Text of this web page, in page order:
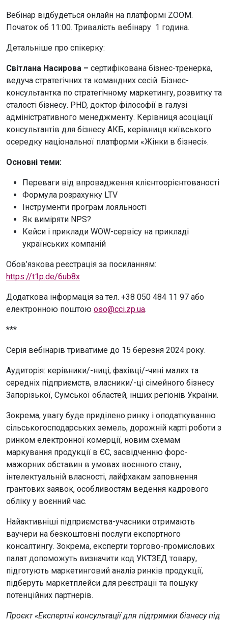
Вебінар відбудеться онлайн на платформі ZOOM.
Початок об 11:00. Тривалість вебінару 1 година.
Детальніше про спікерку:
Світлана Насирова – сертифікована бізнес-тренерка,
ведуча стратегічних та командних сесій. Бізнес-
консультантка по стратегічному маркетингу, розвитку та
сталості бізнесу. PHD, доктор філософії в галузі
адміністративного менеджменту. Керівниця асоціації
консультантів для бізнесу АКБ, керівниця київського
осередку національної платформи «Жінки в бізнесі».
Основні теми:
Переваги від впровадження клієнтоорієнтованості
Формула розрахунку LTV
Інструменти програм лояльності
Як виміряти NPS?
Кейси і приклади WOW-сервісу на прикладі
українських компаній
Обов’язкова реєстрація за посиланням:
https://t1p.de/6ub8x
Додаткова інформація за тел. +38 050 484 11 97 або
електронною поштою oso@cci.zp.ua.
***
Серія вебінарів триватиме до 15 березня 2024 року.
Аудиторія: керівники/-ниці, фахівці/-чині малих та
середніх підприємств, власники/-ці сімейного бізнесу
Запорізької, Сумської областей, інших регіонів України.
Зокрема, увагу буде приділено ринку і оподаткуванню
сільськогосподарських земель, дорожній карті роботи з
ринком електронної комерції, новим схемам
маркування продукції в ЄС, засвідченню форс-
мажорних обставин в умовах воєнного стану,
інтелектуальній власності, лайфхакам заповнення
грантових заявок, особливостям ведення кадрового
обліку у воєнний час.
Найактивніші підприємства-учасники отримають
ваучери на безкоштовні послуги експортного
консалтингу. Зокрема, експерти торгово-промислових
палат допоможуть визначити код УКТЗЕД товару,
підготують маркетинговий аналіз ринків продукції,
підберуть маркетплейси для реєстрації та пошуку
потенційних партнерів.
Проєкт «Експертні консультації для підтримки бізнесу під